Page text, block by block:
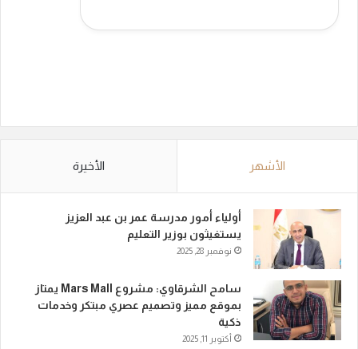
الأشهر الأخيرة
أولياء أمور مدرسة عمر بن عبد العزيز
يستغيثون بوزير التعليم
نوفمبر 28, 2025
سامح الشرقاوي: مشروع Mars Mall يمتاز
بموقع مميز وتصميم عصري مبتكر وخدمات
ذكية
أكتوبر 11, 2025